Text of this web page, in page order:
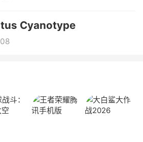
Cyanotype